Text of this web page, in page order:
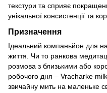
текстури та сприяє
унікальної консистенції та
Призначення
Ідеальний компаньйон для
життя. Чи то ранкова
розмова з близькими або
робочого дня – Vracharke
звичайну мить на маленьке